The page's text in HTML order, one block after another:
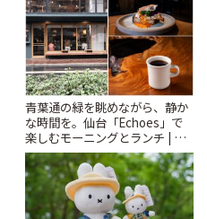
青葉通の緑を眺めながら、静か
な時間を。仙台「Echoes」で
楽しむモーニングとランチ | こ
とりっぷ